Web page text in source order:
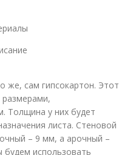
же, сам гипсокартон. Этот
размерами,
Толщина у них будет
листа. Стеновой
– 9 мм, а арочный –
использовать